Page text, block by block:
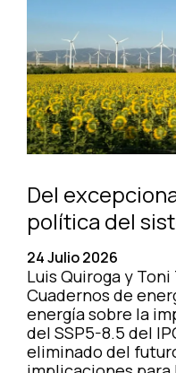
Del
política del
24 Julio 2026
Luis Quiroga y
Cuadernos de
energía sobre la
del SSP5-8.5 del
eliminado del